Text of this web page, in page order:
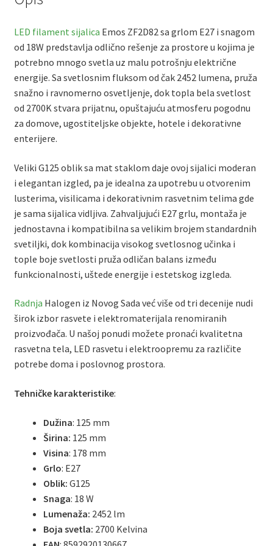
LED filament sijalica Emos ZF2D82 sa grlom E27 i snagom
od 18W predstavlja odlično rešenje za prostore u kojima je
potrebno mnogo svetla uz malu potrošnju električne
energije. Sa svetlosnim fluksom od čak 2452 lumena, pruža
snažno i ravnomerno osvetljenje, dok topla bela svetlost
od 2700K stvara prijatnu, opuštajuću atmosferu pogodnu
za domove, ugostiteljske objekte, hotele i dekorativne
enterijere.
Veliki G125 oblik sa mat staklom daje ovoj sijalici moderan
i elegantan izgled, pa je idealna za upotrebu u otvorenim
lusterima, visilicama i dekorativnim rasvetnim telima gde
je sama sijalica vidljiva. Zahvaljujući E27 grlu, montaža je
jednostavna i kompatibilna sa velikim brojem standardnih
svetiljki, dok kombinacija visokog svetlosnog učinka i
tople boje svetlosti pruža odličan balans između
funkcionalnosti, uštede energije i estetskog izgleda.
Radnja Halogen iz Novog Sada već više od tri decenije nudi
širok izbor rasvete i elektromaterijala renomiranih
proizvođača. U našoj ponudi možete pronaći kvalitetna
rasvetna tela, LED rasvetu i elektroopremu za različite
potrebe doma i poslovnog prostora.
Tehničke karakteristike:
Dužina: 125 mm
Širina: 125 mm
Visina: 178 mm
Grlo: E27
Oblik: G125
Snaga: 18 W
Lumenaža: 2452 lm
Boja svetla: 2700 Kelvina